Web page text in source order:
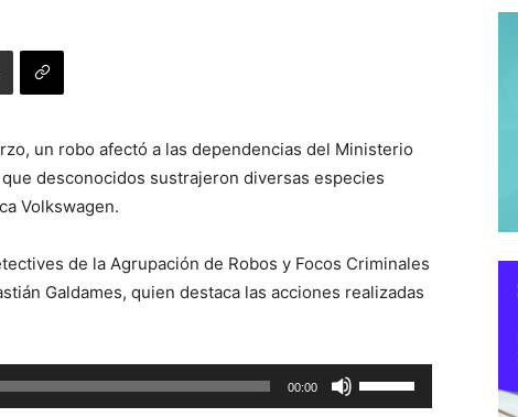
un robo afectó a las dependencias del Ministerio
desconocidos sustrajeron diversas especies
Volkswagen.
de la Agrupación de Robos y Focos Criminales
Galdames, quien destaca las acciones realizadas
00:00
las